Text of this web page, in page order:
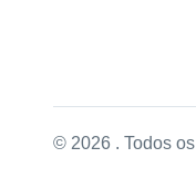
© 2026 . Todos